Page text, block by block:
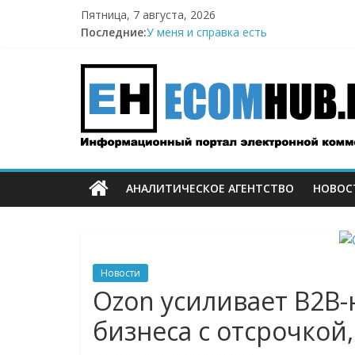
Пятница, 7 августа, 2026
Последние:У меня и справка есть
Wildberries начал выносить логистику
И тут я во всём белом — Wildberries
БПЛА снова атаковали склад
ECOMHUB
—
о
E-
Commerce,
АНАЛИТИЧЕСКОЕ АГЕНТСТВО
Новости
Ozon усиливает
бизнеса с